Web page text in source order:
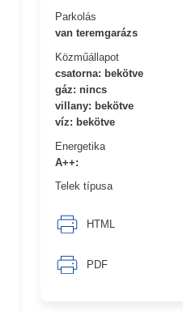
Parkolás
van teremgarázs
Közműállapot
csatorna: bekötve
gáz: nincs
villany: bekötve
víz: bekötve
Energetika
A++:
Telek típusa
HTML
PDF